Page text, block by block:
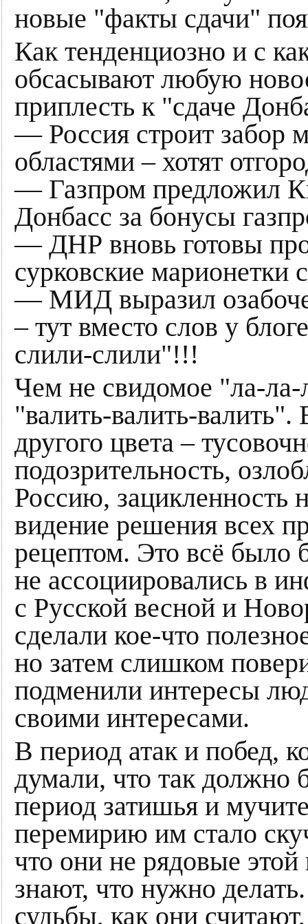
новые "факты сдачи"
Как тенденциозно и с
обсасывают любую
приплесть к "сдаче
— Россия строит забор
областями – хотят
— Газпром предложил
Донбасс за бонусы
— ДНР вновь готовы
сурковские марионетки
— МИД выразил
– тут вместо слов у
слили-слили"!!!
Чем не свидомое "ла-ла-
"валить-валить-
другого цвета –
подозрительность,
Россию, зацикленность
видение решения всех
рецептом. Это всё
не ассоциировались в
с Русской весной и
сделали кое-что
но затем слишком
подменили интересы
своими интересами.
В период атак и побед,
думали, что так должно
период затишья и
перемирию им стало
что они не рядовые
знают, что нужно
судьбы, как они